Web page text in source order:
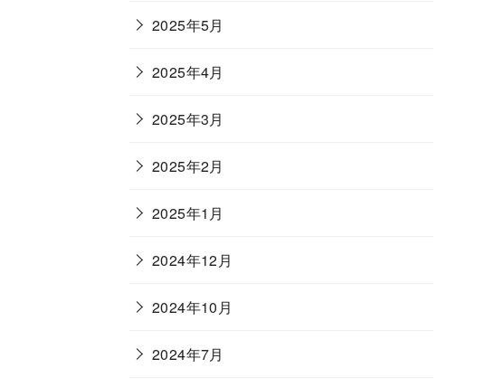
2025年5月
2025年4月
2025年3月
2025年2月
2025年1月
2024年12月
2024年10月
2024年7月